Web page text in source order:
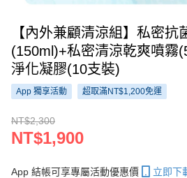
【內外兼顧清涼組】私密抗
(150ml)+私密清涼乾爽噴霧
淨化凝膠(10支裝)
App 獨享活動 超取滿NT$1,200免運
NT$2,300
NT$1,900
App 結帳可享專屬活動優惠價 立即下